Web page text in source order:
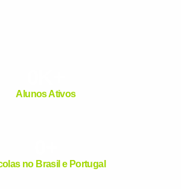
Alunos Ativos
no Brasil e Portugal
VOLTAR